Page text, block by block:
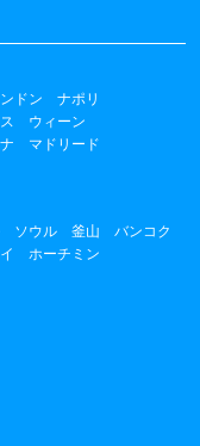
ドン
ナポリ
ウィーン
マドリード
ソウル 釜山
バンコク
ホーチミン